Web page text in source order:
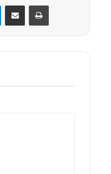
Messenger
E-Posta ile paylaş Yazdır